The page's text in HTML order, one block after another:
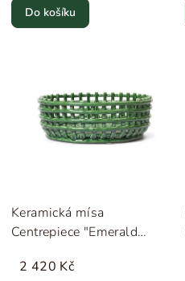
Do košíku
Keramická mísa
Centrepiece "Emerald
2 420 Kč